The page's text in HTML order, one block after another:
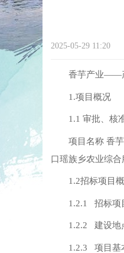
2025-05-29 11:20
香芋产业——
1.项目概况
1.1 审批、核
项目名称 香
口瑶族乡农业综
1.2招标项目
1.2.1 招标项
1.2.2 建设地
1.2.3 项目基